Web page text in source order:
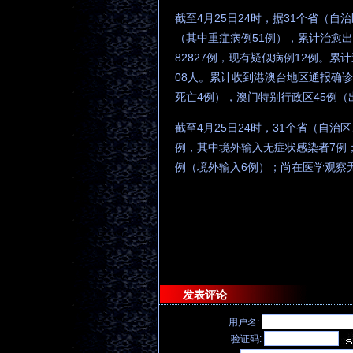
截至4月25日24时，据31个省（自
（其中重症病例51例），累计治愈
82827例，现有疑似病例12例。累
08人。累计收到港澳台地区通报确
死亡4例），澳门特别行政区45例
截至4月25日24时，31个省（自治
例，其中境外输入无症状感染者7例
例（境外输入6例）；尚在医学观
发表评论
用户名:
验证码: